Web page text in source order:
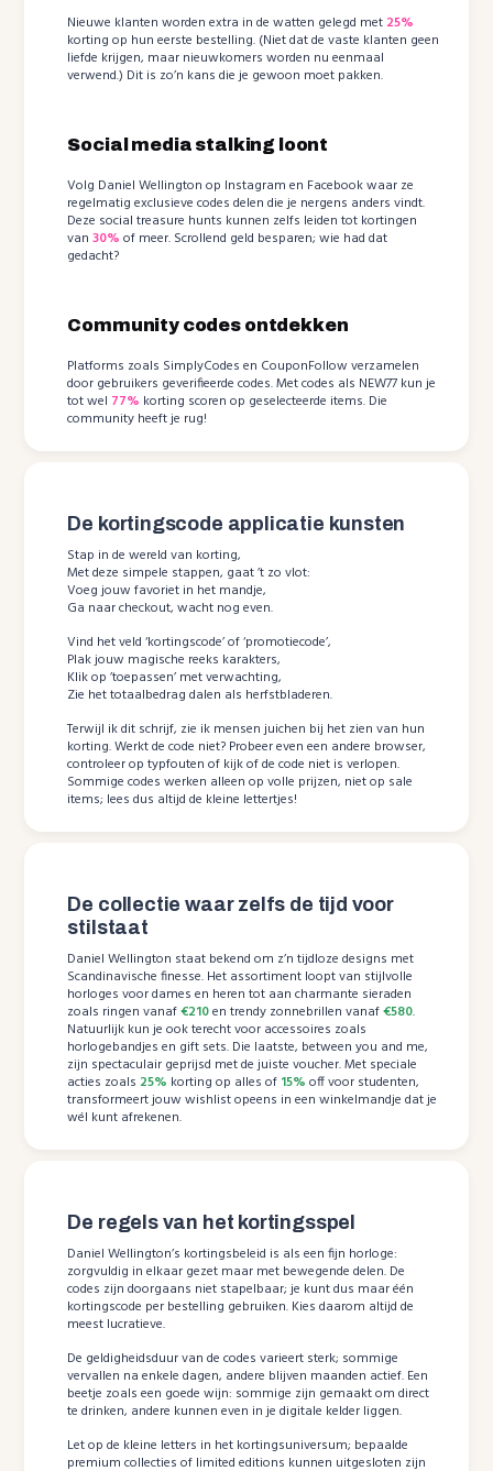
Nieuwe klanten worden extra in de watten gelegd met 25%
korting op hun eerste bestelling. (Niet dat de vaste klanten geen
liefde krijgen, maar nieuwkomers worden nu eenmaal
verwend.) Dit is zo’n kans die je gewoon moet pakken.
Social media stalking loont
Volg Daniel Wellington op Instagram en Facebook waar ze
regelmatig exclusieve codes delen die je nergens anders vindt.
Deze social treasure hunts kunnen zelfs leiden tot kortingen
van30% of meer. Scrollend geld besparen; wie had dat
gedacht?
Community codes ontdekken
Platforms zoals SimplyCodes en CouponFollow verzamelen
door gebruikers geverifieerde codes. Met codes als NEW77 kun je
tot wel 77% korting scoren op geselecteerde items. Die
community heeft je rug!
De kortingscode applicatie kunsten
Stap in de wereld van korting,
Met deze simpele stappen, gaat ’t zo vlot:
Voeg jouw favoriet in het mandje,
Ga naar checkout, wacht nog even.
Vind het veld ‘kortingscode’ of ‘promotiecode’,
Plak jouw magische reeks karakters,
Klik op ’toepassen’ met verwachting,
Zie het totaalbedrag dalen als herfstbladeren.
Terwijl ik dit schrijf, zie ik mensen juichen bij het zien van hun
korting. Werkt de code niet? Probeer even een andere browser,
controleer op typfouten of kijk of de code niet is verlopen.
Sommige codes werken alleen op volle prijzen, niet op sale
items; lees dus altijd de kleine lettertjes!
De collectie waar zelfs de tijd voor
stilstaat
Daniel Wellington staat bekend om z’n tijdloze designs met
Scandinavische finesse. Het assortiment loopt van stijlvolle
horloges voor dames en heren tot aan charmante sieraden
zoals ringen vanaf€210en trendy zonnebrillen vanaf€580.
Natuurlijk kun je ook terecht voor accessoires zoals
horlogebandjes en gift sets. Die laatste, between you and me,
zijn spectaculair geprijsd met de juiste voucher. Met speciale
acties zoals 25% korting op alles of 15% off voor studenten,
transformeert jouw wishlist opeens in een winkelmandje dat je
wél kunt afrekenen.
De regels van het kortingsspel
Daniel Wellington’s kortingsbeleid is als een fijn horloge:
zorgvuldig in elkaar gezet maar met bewegende delen. De
codes zijn doorgaans niet stapelbaar; je kunt dus maar één
kortingscode per bestelling gebruiken. Kies daarom altijd de
meest lucratieve.
De geldigheidsduur van de codes varieert sterk; sommige
vervallen na enkele dagen, andere blijven maanden actief. Een
beetje zoals een goede wijn: sommige zijn gemaakt om direct
te drinken, andere kunnen even in je digitale kelder liggen.
Let op de kleine letters in het kortingsuniversum; bepaalde
premium collecties of limited editions kunnen uitgesloten zijn